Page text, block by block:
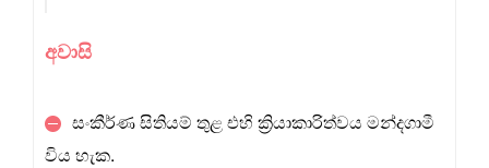
අවාසි
සංකීර්ණ සිතියම් තුළ එහි ක්‍රියාකාරිත්වය මන්දගාමී
විය හැක.